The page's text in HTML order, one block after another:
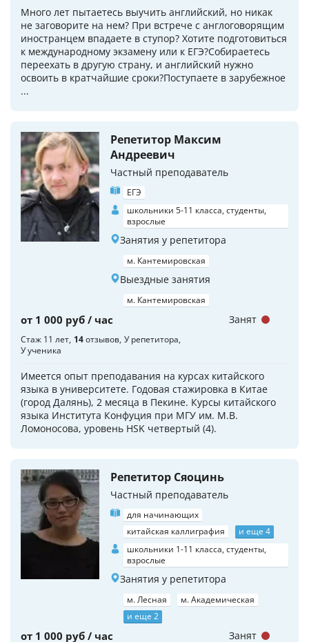
Много лет пытаетесь выучить английский, но никак
не заговорите на нем? При встрече с англоговорящим
иностранцем впадаете в ступор? Хотите подготовиться
к международному экзамену или к ЕГЭ?Собираетесь
переехать в другую страну, и английский нужно
освоить в кратчайшие сроки?Поступаете в зарубежное
...
Репетитор Максим
Андреевич
Частный преподаватель
ЕГЭ
школьники 5-11 класса, студенты,
взрослые
Занятия у репетитора
м. Кантемировская
Выездные занятия
м. Кантемировская
от 1 000 руб / час
Стаж 11 лет 14отзывов У репетитора
У ученика
Имеется опыт преподавания на курсах китайского
языка в университете. Годовая стажировка в Китае
(город Далянь), 2 месяца в Пекине. Курсы китайского
языка Института Конфуция при МГУ им. М.В.
Ломоносова, уровень HSK четвертый (4).
Занят
Репетитор Сяоцинь
Частный преподаватель
для начинающих
китайская каллиграфия
и еще 4
школьники 1-11 класса, студенты,
взрослые
Занятия у репетитора
м. Лесная
м. Академическая
и еще 2
от 1 000 руб / час Занят